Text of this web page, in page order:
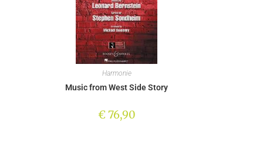
Harmonie
Music from West Side Story
€76,90